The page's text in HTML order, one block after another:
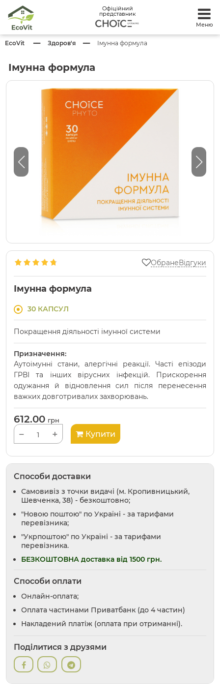
Офіційний
представник
Меню
EcoVit Здоров'я Імунна формула
Імунна формула
ОбранеВідгуки
Імунна формула
30 КАПСУЛ
Покращення діяльності імунної системи
Призначення:
Аутоімунні стани, алергічні реакції. Часті епізоди
ГРВІ та інших вірусних інфекцій. Прискорення
одужання й відновлення сил після перенесення
важких довготривалих захворювань.
612.00 грн
− + Купити
Способи доставки
Самовивіз з точки видачі (м. Кропивницький,
Шевченка, 38) - безкоштовно;
"Новою поштою" по Україні - за тарифами
перевізника;
"Укрпоштою" по Україні - за тарифами
перевізника.
БЕЗКОШТОВНА доставка від 1500 грн.
Способи оплати
Онлайн-оплата;
Оплата частинами Приватбанк (до 4 частин)
Накладений платіж (оплата при отриманні).
Поділитися з друзями